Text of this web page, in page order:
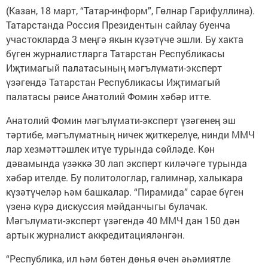
(Казан, 18 март, “Татар-информ”, Гөлнар Гарифуллина).
Татарстанда Россия Президентын сайлау буенча
участокларда 3 меңгә якын күзәтүче эшли. Бу хакта
бүген журналистларга Татарстан Республикасы
Иҗтимагый палатасының мәгълүмати-эксперт
үзәгендә Татарстан Республикасы Иҗтимагый
палатасы рәисе Анатолий Фомин хәбәр итте.
Анатолий Фомин мәгълүмати-эксперт үзәгенең эш
тәртибе, мәгълүматның ничек җиткерелүе, нинди ММЧ
лар хезмәттәшлек итүе турында сөйләде. Көн
дәвамында үзәккә 30 лап эксперт киләчәге турында
хәбәр ителде. Бу политологлар, галимнәр, халыкара
күзәтүчеләр һәм башкалар. “Пирамида” сарае бүген
үзенә күрә дискуссия мәйданчыгы булачак.
Мәгълүмати-эксперт үзәгендә 40 ММЧ дан 150 дән
артык журналист аккредитацияләнгән.
“Республика, ил һәм бөтен дөнья өчен әһәмиятле